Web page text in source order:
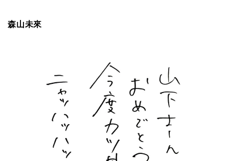
森山未來